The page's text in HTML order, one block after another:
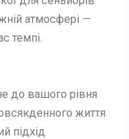
атмосфері —
темпі.
до вашого рівня
життя
підхід